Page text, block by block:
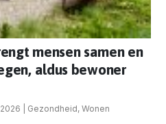
mensen samen en
aldus bewoner
Gezondheid,Wonen